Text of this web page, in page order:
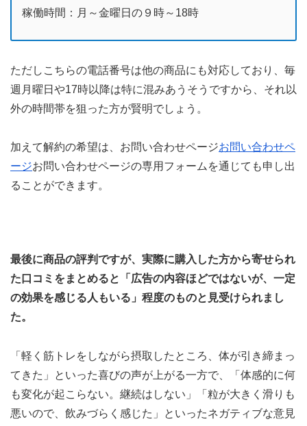
稼働時間：月～金曜日の９時～18時
ただしこちらの電話番号は他の商品にも対応しており、毎
週月曜日や17時以降は特に混みあうそうですから、それ以
外の時間帯を狙った方が賢明でしょう。
加えて解約の希望は、お問い合わせページお問い合わせペ
ージお問い合わせページの専用フォームを通じても申し出
ることができます。
最後に商品の評判ですが、実際に購入した方から寄せられ
た口コミをまとめると「広告の内容ほどではないが、一定
の効果を感じる人もいる」程度のものと見受けられまし
た。
「軽く筋トレをしながら摂取したところ、体が引き締まっ
てきた」といった喜びの声が上がる一方で、「体感的に何
も変化が起こらない。継続はしない」「粒が大きく滑りも
悪いので、飲みづらく感じた」といったネガティブな意見